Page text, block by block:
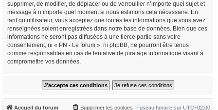
supprimer, de modifier, de déplacer ou de verrouiller n’importe quel sujet et
message à n’importe quel moment si nous estimons cela nécessaire. En
tant qu’utilisateur, vous acceptez que toutes les informations que vous avez
renseignées soient enregistrées dans notre base de données. Bien que ces
informations ne seront pas diffusées à une tierce partie sans votre
consentement, ni « PN - Le forum », ni phpBB, ne pourront être tenus
comme responsables en cas de tentative de piratage informatique visant à
compromettre vos données.
Accueil du forum Fuseau horaire sur UTC+02:00
Supprimer les cookies